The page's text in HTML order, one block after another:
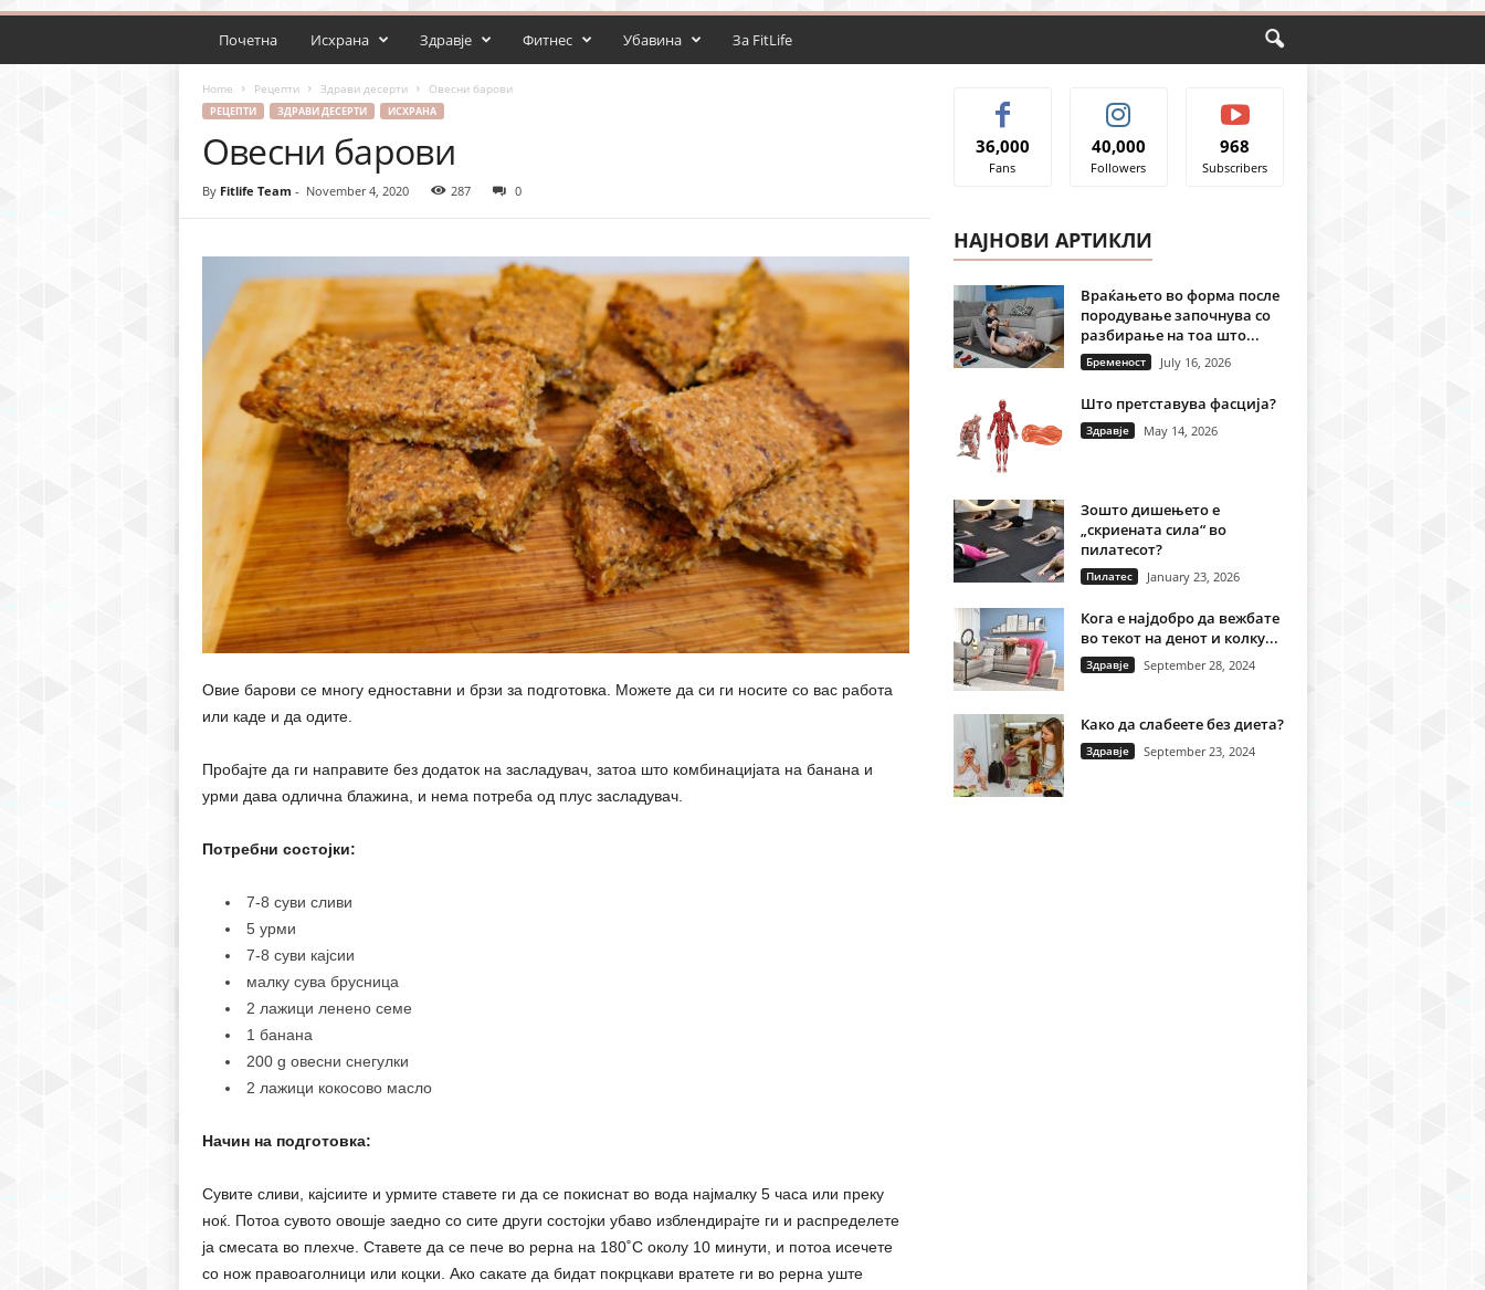
Почетна Исхрана Здравје Фитнес Убавина За FitLife
Home Рецепти Здрави десерти Овесни барови
РЕЦЕПТИ ЗДРАВИ ДЕСЕРТИ ИСХРАНА
Овесни барови
By Fitlife Team - November 4, 2020 287 0
Овие барови се многу едноставни и брзи за подготовка. Можете да си ги носите со вас работа
или каде и да одите.
Пробајте да ги направите без додаток на засладувач, затоа што комбинацијата на банана и
урми дава одлична блажина, и нема потреба од плус засладувач.
Потребни состојки:
7-8 суви сливи
5 урми
7-8 суви кајсии
малку сува брусница
2 лажици ленено семе
1 банана
200 g овесни снегулки
2 лажици кокосово масло
Начин на подготовка:
Сувите сливи, кајсиите и урмите ставете ги да се покиснат во вода најмалку 5 часа или преку
ноќ. Потоа сувото овошје заедно со сите други состојки убаво изблендирајте ги и распределете
ја смесата во плехче. Ставете да се пече во рерна на 180˚С околу 10 минути, и потоа исечете
со нож правоаголници или коцки. Ако сакате да бидат покрцкави вратете ги во рерна уште
36,000
Fans
40,000
Followers
968
Subscribers
НАЈНОВИ АРТИКЛИ
Враќањето во форма после
породување започнува со
разбирање на тоа што...
Бременост July 16, 2026
Што претставува фасција?
Здравје May 14, 2026
Зошто дишењето е
„скриената сила“ во
пилатесот?
Пилатес January 23, 2026
Кога е најдобро да вежбате
во текот на денот и колку...
Здравје September 28, 2024
Како да слабеете без диета?
Здравје September 23, 2024